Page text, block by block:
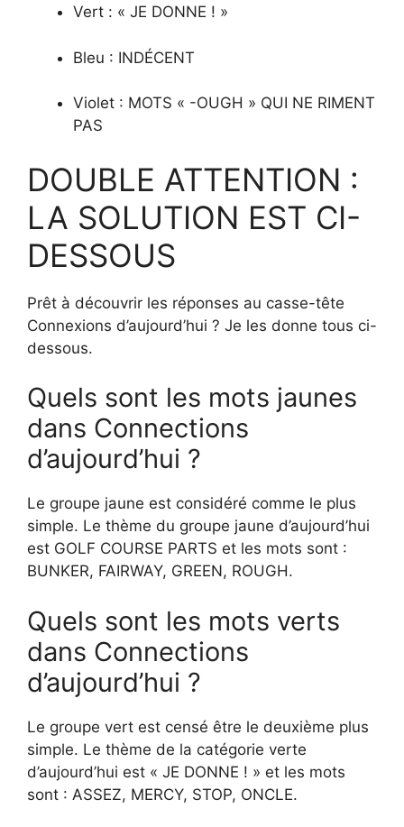
Vert : « JE DONNE ! »
Bleu : INDÉCENT
Violet : MOTS « -OUGH » QUI NE RIMENT
PAS
DOUBLE ATTENTION :
LA SOLUTION EST CI-
DESSOUS
Prêt à découvrir les réponses au casse-tête
Connexions d’aujourd’hui ? Je les donne tous ci-
dessous.
Quels sont les mots jaunes
dans Connections
d’aujourd’hui ?
Le groupe jaune est considéré comme le plus
simple. Le thème du groupe jaune d’aujourd’hui
est GOLF COURSE PARTS et les mots sont :
BUNKER, FAIRWAY, GREEN, ROUGH.
Quels sont les mots verts
dans Connections
d’aujourd’hui ?
Le groupe vert est censé être le deuxième plus
simple. Le thème de la catégorie verte
d’aujourd’hui est « JE DONNE ! » et les mots
sont : ASSEZ, MERCY, STOP, ONCLE.